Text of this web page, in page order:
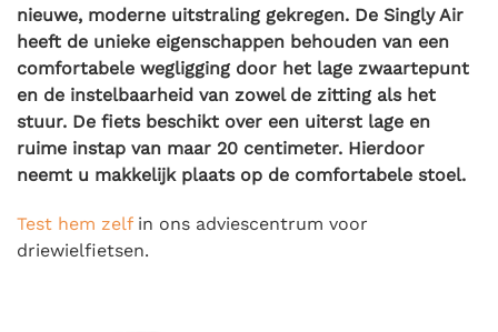
nieuwe, moderne uitstraling gekregen. De Singly Air
heeft de unieke eigenschappen behouden van een
comfortabele wegligging door het lage zwaartepunt
en de instelbaarheid van zowel de zitting als het
stuur. De fiets beschikt over een uiterst lage en
ruime instap van maar 20 centimeter. Hierdoor
neemt u makkelijk plaats op de comfortabele stoel.
Test hem zelfin ons adviescentrum voor
driewielfietsen.